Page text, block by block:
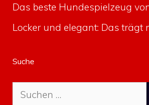
Das beste Hundespielzeug
Locker und elegant: Das trägt
Suche
Suche